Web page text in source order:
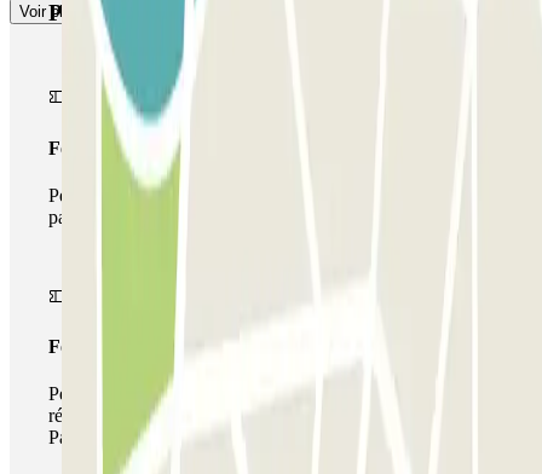
Voir plusProduits Parclick
Forfait Simple
Pendant votre séjour, vous ne pourrez entrer et sortir du
parking qu'une seule fois
Forfait de stationnement multiple
Pendant votre séjour, vous pouvez utiliser l'ensemble du
réseau de parkings de cet opérateur disponible sur
Parclick.